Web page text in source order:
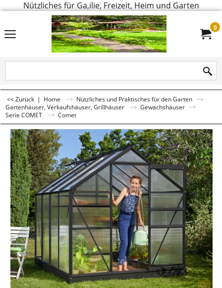
Nützliches für Ga,ilie, Freizeit, Heim und Garten
0
<< Zurück | Home
Nützliches und Praktisches für den Garten
Gartenhäuser, Verkaufshäuser, Grillhäuser
Gewächshäuser
Serie COMET
Comet